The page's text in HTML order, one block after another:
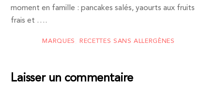
moment en famille : pancakes salés, yaourts aux fruits
frais et ….
MARQUES RECETTES SANS ALLERGÈNES
Laisser un commentaire